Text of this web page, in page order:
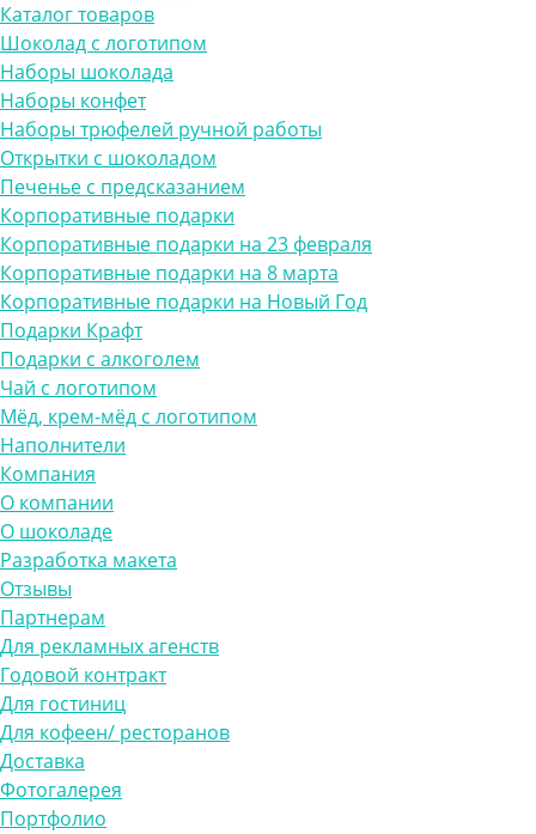
Каталог товаров
Шоколад с логотипом
Наборы шоколада
Наборы конфет
Наборы трюфелей ручной работы
Открытки с шоколадом
Печенье с предсказанием
Корпоративные подарки
Корпоративные подарки на 23 февраля
Корпоративные подарки на 8 марта
Корпоративные подарки на Новый Год
Подарки Крафт
Подарки с алкоголем
Чай с логотипом
Мёд, крем-мёд с логотипом
Наполнители
Компания
О компании
О шоколаде
Разработка макета
Отзывы
Партнерам
Для рекламных агенств
Годовой контракт
Для гостиниц
Для кофеен/ ресторанов
Доставка
Фотогалерея
Портфолио